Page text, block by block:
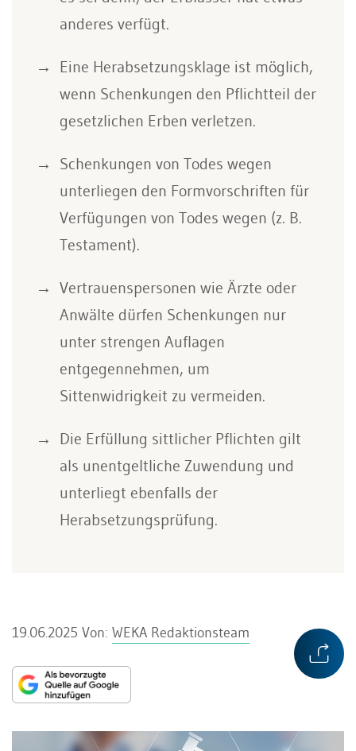
anderes verfügt.
Eine Herabsetzungsklage ist möglich,
wenn Schenkungen den Pflichtteil der
gesetzlichen Erben verletzen.
Schenkungen von Todes wegen
unterliegen den Formvorschriften für
Verfügungen von Todes wegen (z. B.
Testament).
Vertrauenspersonen wie Ärzte oder
Anwälte dürfen Schenkungen nur
unter strengen Auflagen
entgegennehmen, um
Sittenwidrigkeit zu vermeiden.
Die Erfüllung sittlicher Pflichten gilt
als unentgeltliche Zuwendung und
unterliegt ebenfalls der
Herabsetzungsprüfung.
19.06.2025 Von: WEKA Redaktionsteam